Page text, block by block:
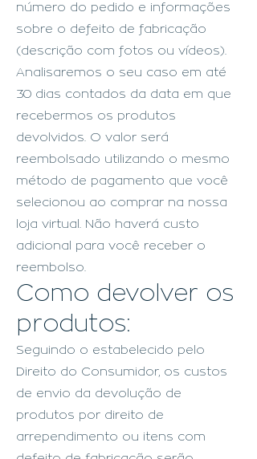
número do pedido e informações
sobre o defeito de fabricação
(descrição com fotos ou vídeos).
Analisaremos o seu caso em até
30 dias contados da data em que
recebermos os produtos
devolvidos. O valor será
reembolsado utilizando o mesmo
método de pagamento que você
selecionou ao comprar na nossa
loja virtual. Não haverá custo
adicional para você receber o
reembolso.
Como devolver os
produtos:
Seguindo o estabelecido pelo
Direito do Consumidor, os custos
de envio da devolução de
produtos por direito de
arrependimento ou itens com